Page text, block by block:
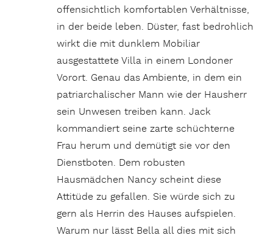
offensichtlich komfortablen Verhältnisse,
in der beide leben. Düster, fast bedrohlich
wirkt die mit dunklem Mobiliar
ausgestattete Villa in einem Londoner
Vorort. Genau das Ambiente, in dem ein
patriarchalischer Mann wie der Hausherr
sein Unwesen treiben kann. Jack
kommandiert seine zarte schüchterne
Frau herum und demütigt sie vor den
Dienstboten. Dem robusten
Hausmädchen Nancy scheint diese
Attitüde zu gefallen. Sie würde sich zu
gern als Herrin des Hauses aufspielen.
Warum nur lässt Bella all dies mit sich